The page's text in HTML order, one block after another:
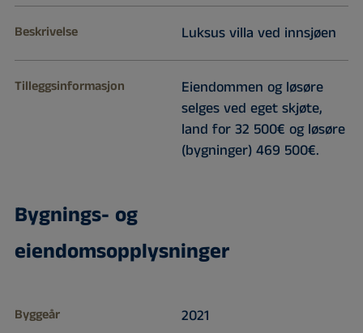
Beskrivelse Luksus villa ved innsjøen
Tilleggsinformasjon
Eiendommen og løsøre
selges ved eget skjøte,
land for 32 500€ og løsøre
(bygninger) 469 500€.
Bygnings- og
eiendomsopplysninger
Byggeår 2021